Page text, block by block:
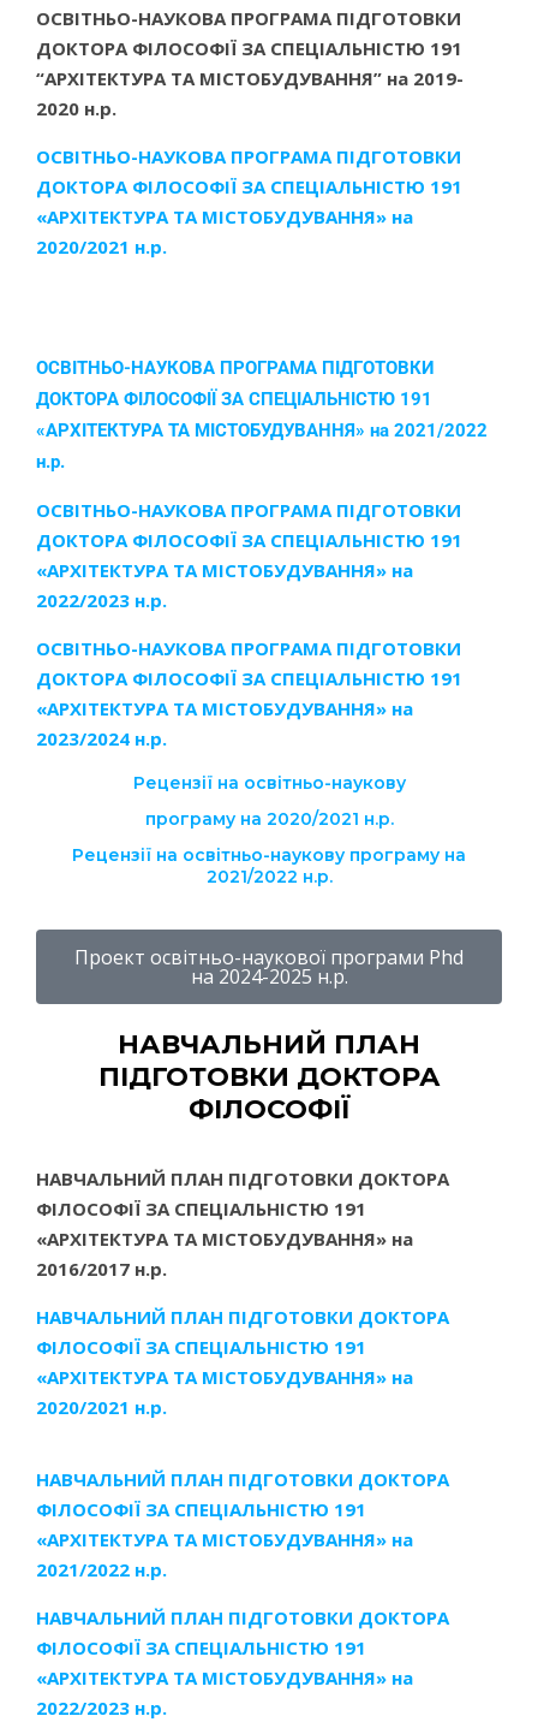
ОСВІТНЬО-НАУКОВА ПРОГРАМА ПІДГОТОВКИ
ДОКТОРА ФІЛОСОФІЇ ЗА СПЕЦІАЛЬНІСТЮ 191
“АРХІТЕКТУРА ТА МІСТОБУДУВАННЯ” на 2019-
2020 н.р.
ОСВІТНЬО-НАУКОВА ПРОГРАМА ПІДГОТОВКИ
ДОКТОРА ФІЛОСОФІЇ ЗА СПЕЦІАЛЬНІСТЮ 191
«АРХІТЕКТУРА ТА МІСТОБУДУВАННЯ» на
2020/2021 н.р.
ОСВІТНЬО-НАУКОВА ПРОГРАМА ПІДГОТОВКИ
ДОКТОРА ФІЛОСОФІЇ ЗА СПЕЦІАЛЬНІСТЮ 191
«АРХІТЕКТУРА ТА МІСТОБУДУВАННЯ» на 2021/2022
н.р.
ОСВІТНЬО-НАУКОВА ПРОГРАМА ПІДГОТОВКИ
ДОКТОРА ФІЛОСОФІЇ ЗА СПЕЦІАЛЬНІСТЮ 191
«АРХІТЕКТУРА ТА МІСТОБУДУВАННЯ» на
2022/2023 н.р.
ОСВІТНЬО-НАУКОВА ПРОГРАМА ПІДГОТОВКИ
ДОКТОРА ФІЛОСОФІЇ ЗА СПЕЦІАЛЬНІСТЮ 191
«АРХІТЕКТУРА ТА МІСТОБУДУВАННЯ» на
2023/2024 н.р.
Рецензії на освітньо-наукову
програму на 2020/2021 н.р.
Рецензії на освітньо-наукову програму на
2021/2022 н.р.
Проект освітньо-наукової програми Phd
на 2024-2025 н.р.
НАВЧАЛЬНИЙ ПЛАН
ПІДГОТОВКИ ДОКТОРА
ФІЛОСОФІЇ
НАВЧАЛЬНИЙ ПЛАН ПІДГОТОВКИ ДОКТОРА
ФІЛОСОФІЇ ЗА СПЕЦІАЛЬНІСТЮ 191
«АРХІТЕКТУРА ТА МІСТОБУДУВАННЯ» на
2016/2017 н.р.
НАВЧАЛЬНИЙ ПЛАН ПІДГОТОВКИ ДОКТОРА
ФІЛОСОФІЇ ЗА СПЕЦІАЛЬНІСТЮ 191
«АРХІТЕКТУРА ТА МІСТОБУДУВАННЯ» на
2020/2021 н.р.
НАВЧАЛЬНИЙ ПЛАН ПІДГОТОВКИ ДОКТОРА
ФІЛОСОФІЇ ЗА СПЕЦІАЛЬНІСТЮ 191
«АРХІТЕКТУРА ТА МІСТОБУДУВАННЯ» на
2021/2022 н.р.
НАВЧАЛЬНИЙ ПЛАН ПІДГОТОВКИ ДОКТОРА
ФІЛОСОФІЇ ЗА СПЕЦІАЛЬНІСТЮ 191
«АРХІТЕКТУРА ТА МІСТОБУДУВАННЯ» на
2022/2023 н.р.